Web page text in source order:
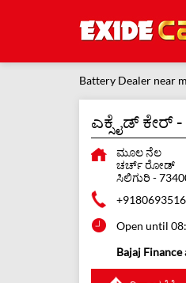
Battery Dealer near
ಎಕ್ಸೈಡ್ ಕೇರ್
ಮೂಲ ನೆಲ
ಚರ್ಚ್ ರೋಡ್
ಸಿಲಿಗುರಿ -
Open until
Bajaj Finance